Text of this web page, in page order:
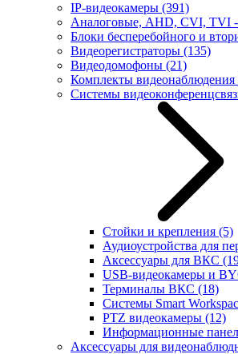
IP-видеокамеры (391)
Аналоговые, AHD, CVI, TVI
Блоки бесперебойного и
Видеорегистраторы (135)
Видеодомофоны (21)
Комплекты видеонаблюдения
Системы
Стойки и крепления (5)
Аудиоустройства для
Аксессуары для ВКС
USB-видеокамеры и
Терминалы ВКС (18)
Системы Smart
PTZ видеокамеры (12)
Информационные
Аксессуары для